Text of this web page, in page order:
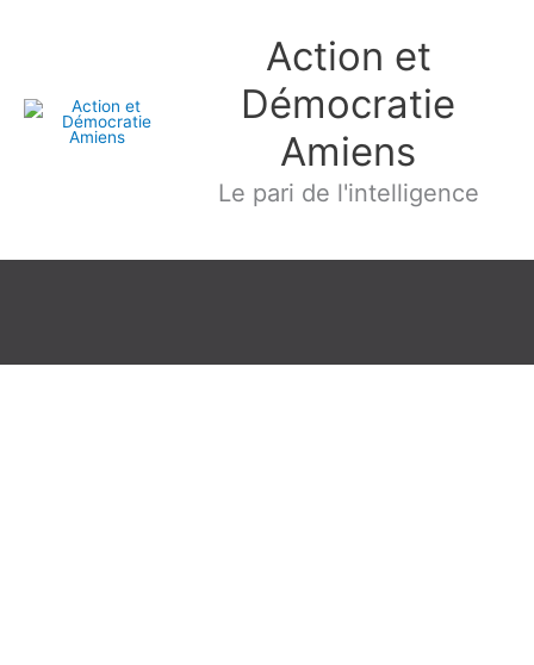
Action et
Démocratie
Amiens
Le pari de l'intelligence